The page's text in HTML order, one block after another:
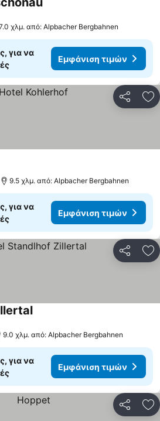
χλμ. από: Alpbacher Bergbahnen
για να
Εμφάνιση τιμών
9.5 χλμ. από: Alpbacher Bergbahnen
για να
Εμφάνιση τιμών
9.0 χλμ. από: Alpbacher Bergbahnen
για να
Εμφάνιση τιμών